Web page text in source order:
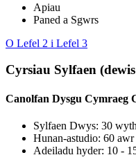
Apiau
Paned a Sgwrs
O Lefel 2 i Lefel 3
Cyrsiau Sylfaen
Canolfan Dysgu Cymraeg
Sylfaen Dwys: 30
Hunan-astudio: 60
Adeiladu hyder: 10 -